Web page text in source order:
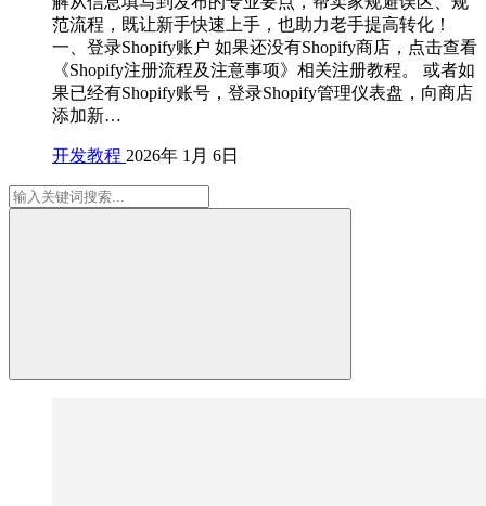
范流程，既让新手快速上手，也助力老手提高转化！
一、登录Shopify账户 如果还没有Shopify商店，点击查看
《Shopify注册流程及注意事项》相关注册教程。 或者如
果已经有Shopify账号，登录Shopify管理仪表盘，向商店
添加新…
开发教程 2026年 1月 6日